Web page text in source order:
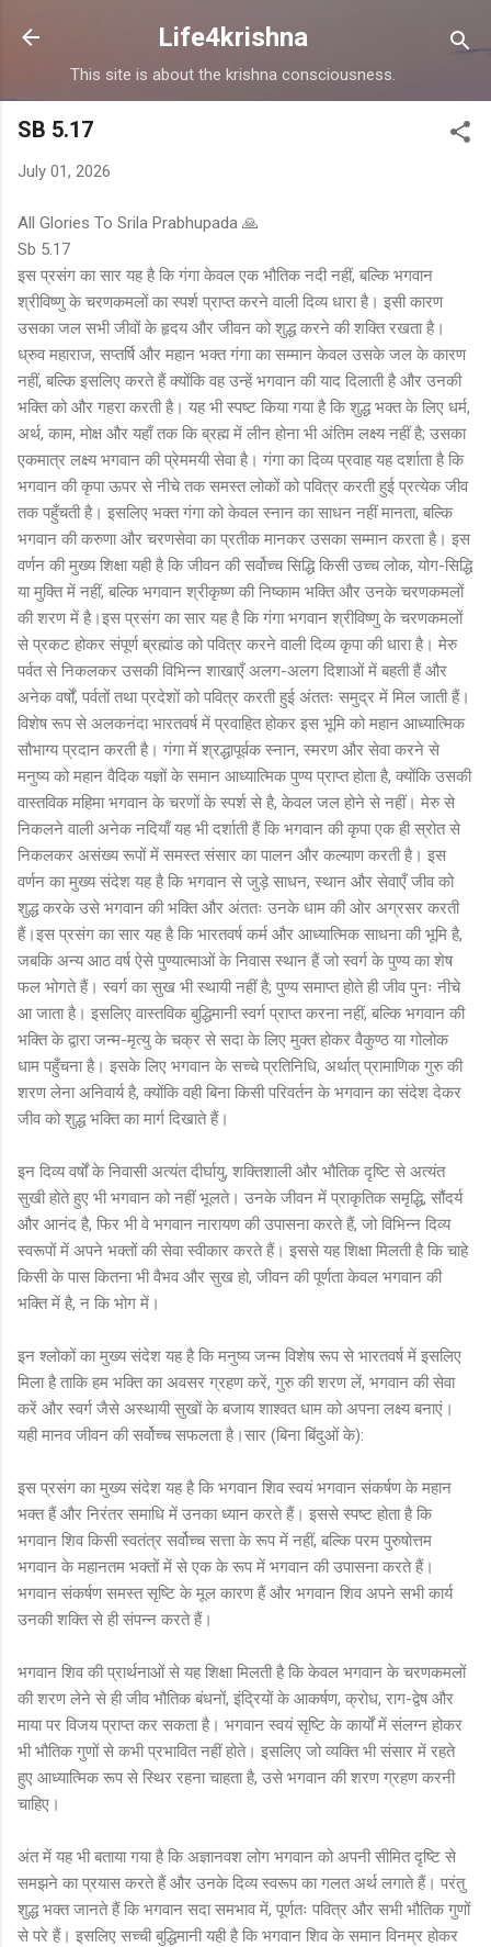
Skip to main content
Life4krishna
This site is about the krishna consciousness.
SB 5.17
July 01, 2026
All Glories To Srila Prabhupada 🙏
Sb 5.17
इस प्रसंग का सार यह है कि गंगा केवल एक भौतिक नदी नहीं, बल्कि भगवान
श्रीविष्णु के चरणकमलों का स्पर्श प्राप्त करने वाली दिव्य धारा है। इसी कारण
उसका जल सभी जीवों के हृदय और जीवन को शुद्ध करने की शक्ति रखता है।
ध्रुव महाराज, सप्तर्षि और महान भक्त गंगा का सम्मान केवल उसके जल के कारण
नहीं, बल्कि इसलिए करते हैं क्योंकि वह उन्हें भगवान की याद दिलाती है और उनकी
भक्ति को और गहरा करती है। यह भी स्पष्ट किया गया है कि शुद्ध भक्त के लिए धर्म,
अर्थ, काम, मोक्ष और यहाँ तक कि ब्रह्म में लीन होना भी अंतिम लक्ष्य नहीं है; उसका
एकमात्र लक्ष्य भगवान की प्रेममयी सेवा है। गंगा का दिव्य प्रवाह यह दर्शाता है कि
भगवान की कृपा ऊपर से नीचे तक समस्त लोकों को पवित्र करती हुई प्रत्येक जीव
तक पहुँचती है। इसलिए भक्त गंगा को केवल स्नान का साधन नहीं मानता, बल्कि
भगवान की करुणा और चरणसेवा का प्रतीक मानकर उसका सम्मान करता है। इस
वर्णन की मुख्य शिक्षा यही है कि जीवन की सर्वोच्च सिद्धि किसी उच्च लोक, योग-सिद्धि
या मुक्ति में नहीं, बल्कि भगवान श्रीकृष्ण की निष्काम भक्ति और उनके चरणकमलों
की शरण में है।इस प्रसंग का सार यह है कि गंगा भगवान श्रीविष्णु के चरणकमलों
से प्रकट होकर संपूर्ण ब्रह्मांड को पवित्र करने वाली दिव्य कृपा की धारा है। मेरु
पर्वत से निकलकर उसकी विभिन्न शाखाएँ अलग-अलग दिशाओं में बहती हैं और
अनेक वर्षों, पर्वतों तथा प्रदेशों को पवित्र करती हुई अंततः समुद्र में मिल जाती हैं।
विशेष रूप से अलकनंदा भारतवर्ष में प्रवाहित होकर इस भूमि को महान आध्यात्मिक
सौभाग्य प्रदान करती है। गंगा में श्रद्धापूर्वक स्नान, स्मरण और सेवा करने से
मनुष्य को महान वैदिक यज्ञों के समान आध्यात्मिक पुण्य प्राप्त होता है, क्योंकि उसकी
वास्तविक महिमा भगवान के चरणों के स्पर्श से है, केवल जल होने से नहीं। मेरु से
निकलने वाली अनेक नदियाँ यह भी दर्शाती हैं कि भगवान की कृपा एक ही स्रोत से
निकलकर असंख्य रूपों में समस्त संसार का पालन और कल्याण करती है। इस
वर्णन का मुख्य संदेश यह है कि भगवान से जुड़े साधन, स्थान और सेवाएँ जीव को
शुद्ध करके उसे भगवान की भक्ति और अंततः उनके धाम की ओर अग्रसर करती
हैं।इस प्रसंग का सार यह है कि भारतवर्ष कर्म और आध्यात्मिक साधना की भूमि है,
जबकि अन्य आठ वर्ष ऐसे पुण्यात्माओं के निवास स्थान हैं जो स्वर्ग के पुण्य का शेष
फल भोगते हैं। स्वर्ग का सुख भी स्थायी नहीं है; पुण्य समाप्त होते ही जीव पुनः नीचे
आ जाता है। इसलिए वास्तविक बुद्धिमानी स्वर्ग प्राप्त करना नहीं, बल्कि भगवान की
भक्ति के द्वारा जन्म-मृत्यु के चक्र से सदा के लिए मुक्त होकर वैकुण्ठ या गोलोक
धाम पहुँचना है। इसके लिए भगवान के सच्चे प्रतिनिधि, अर्थात् प्रामाणिक गुरु की
शरण लेना अनिवार्य है, क्योंकि वही बिना किसी परिवर्तन के भगवान का संदेश देकर
जीव को शुद्ध भक्ति का मार्ग दिखाते हैं।
इन दिव्य वर्षों के निवासी अत्यंत दीर्घायु, शक्तिशाली और भौतिक दृष्टि से अत्यंत
सुखी होते हुए भी भगवान को नहीं भूलते। उनके जीवन में प्राकृतिक समृद्धि, सौंदर्य
और आनंद है, फिर भी वे भगवान नारायण की उपासना करते हैं, जो विभिन्न दिव्य
स्वरूपों में अपने भक्तों की सेवा स्वीकार करते हैं। इससे यह शिक्षा मिलती है कि चाहे
किसी के पास कितना भी वैभव और सुख हो, जीवन की पूर्णता केवल भगवान की
भक्ति में है, न कि भोग में।
इन श्लोकों का मुख्य संदेश यह है कि मनुष्य जन्म विशेष रूप से भारतवर्ष में इसलिए
मिला है ताकि हम भक्ति का अवसर ग्रहण करें, गुरु की शरण लें, भगवान की सेवा
करें और स्वर्ग जैसे अस्थायी सुखों के बजाय शाश्वत धाम को अपना लक्ष्य बनाएं।
यही मानव जीवन की सर्वोच्च सफलता है।सार (बिना बिंदुओं के):
इस प्रसंग का मुख्य संदेश यह है कि भगवान शिव स्वयं भगवान संकर्षण के महान
भक्त हैं और निरंतर समाधि में उनका ध्यान करते हैं। इससे स्पष्ट होता है कि
भगवान शिव किसी स्वतंत्र सर्वोच्च सत्ता के रूप में नहीं, बल्कि परम पुरुषोत्तम
भगवान के महानतम भक्तों में से एक के रूप में भगवान की उपासना करते हैं।
भगवान संकर्षण समस्त सृष्टि के मूल कारण हैं और भगवान शिव अपने सभी कार्य
उनकी शक्ति से ही संपन्न करते हैं।
भगवान शिव की प्रार्थनाओं से यह शिक्षा मिलती है कि केवल भगवान के चरणकमलों
की शरण लेने से ही जीव भौतिक बंधनों, इंद्रियों के आकर्षण, क्रोध, राग-द्वेष और
माया पर विजय प्राप्त कर सकता है। भगवान स्वयं सृष्टि के कार्यों में संलग्न होकर
भी भौतिक गुणों से कभी प्रभावित नहीं होते। इसलिए जो व्यक्ति भी संसार में रहते
हुए आध्यात्मिक रूप से स्थिर रहना चाहता है, उसे भगवान की शरण ग्रहण करनी
चाहिए।
अंत में यह भी बताया गया है कि अज्ञानवश लोग भगवान को अपनी सीमित दृष्टि से
समझने का प्रयास करते हैं और उनके दिव्य स्वरूप का गलत अर्थ लगाते हैं। परंतु
शुद्ध भक्त जानते हैं कि भगवान सदा समभाव में, पूर्णतः पवित्र और सभी भौतिक गुणों
से परे हैं। इसलिए सच्ची बुद्धिमानी यही है कि भगवान शिव के समान विनम्र होकर